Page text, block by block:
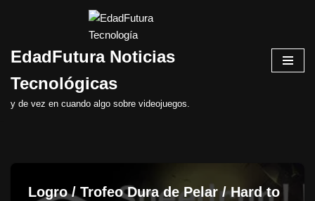
al
EdadFutura Noticias
Tecnológicas
y de vez en cuando algo sobre videojuegos.
Logro / Trofeo Dura de Pelar / Hard to